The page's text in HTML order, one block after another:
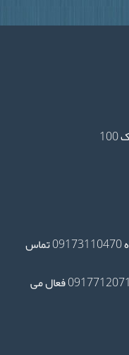
در صورت اشغال بودن شماره ها ، با شماره 09173110470 تماس
تلگرام و واتساپ و ایتا ما بر روی شماره 09177120715 فعال می